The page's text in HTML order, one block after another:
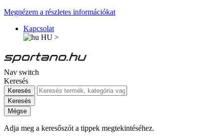
Megnézem a részletes információkat
Kapcsolat
HU >
Nav switch
Keresés
Keresés
Keresés
Mégse
Adja meg a keresőszót a tippek megtekintéséhez.